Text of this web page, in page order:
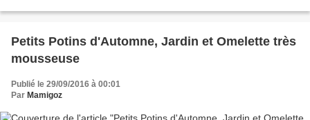
Petits Potins d'Automne, Jardin et Omelette très
mousseuse
Publié le 29/09/2016 à 00:01
Par Mamigoz